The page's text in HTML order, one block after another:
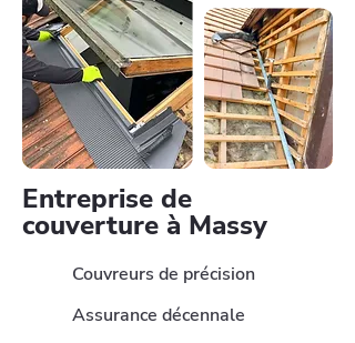
Entreprise de
couverture à Massy
Couvreurs de précision
Assurance décennale